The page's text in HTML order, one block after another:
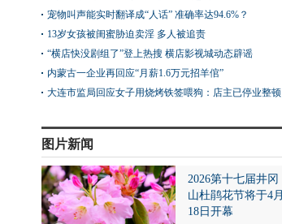
宠物叫声能实时翻译成“人话” 准确率达94.6%？
13岁女孩被闺蜜胁迫卖淫 多人被追责
“横店快没剧组了”登上热搜 横店影视城动态辟谣
内蒙古一企业再回应“月薪1.6万元招羊倌”
大连市监局回应女子用烧烤铁签喂狗：店主已停业整顿
图片新闻
2026第十七届井冈
山杜鹃花节将于4月
18日开幕